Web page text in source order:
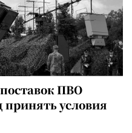
ПВО
условия